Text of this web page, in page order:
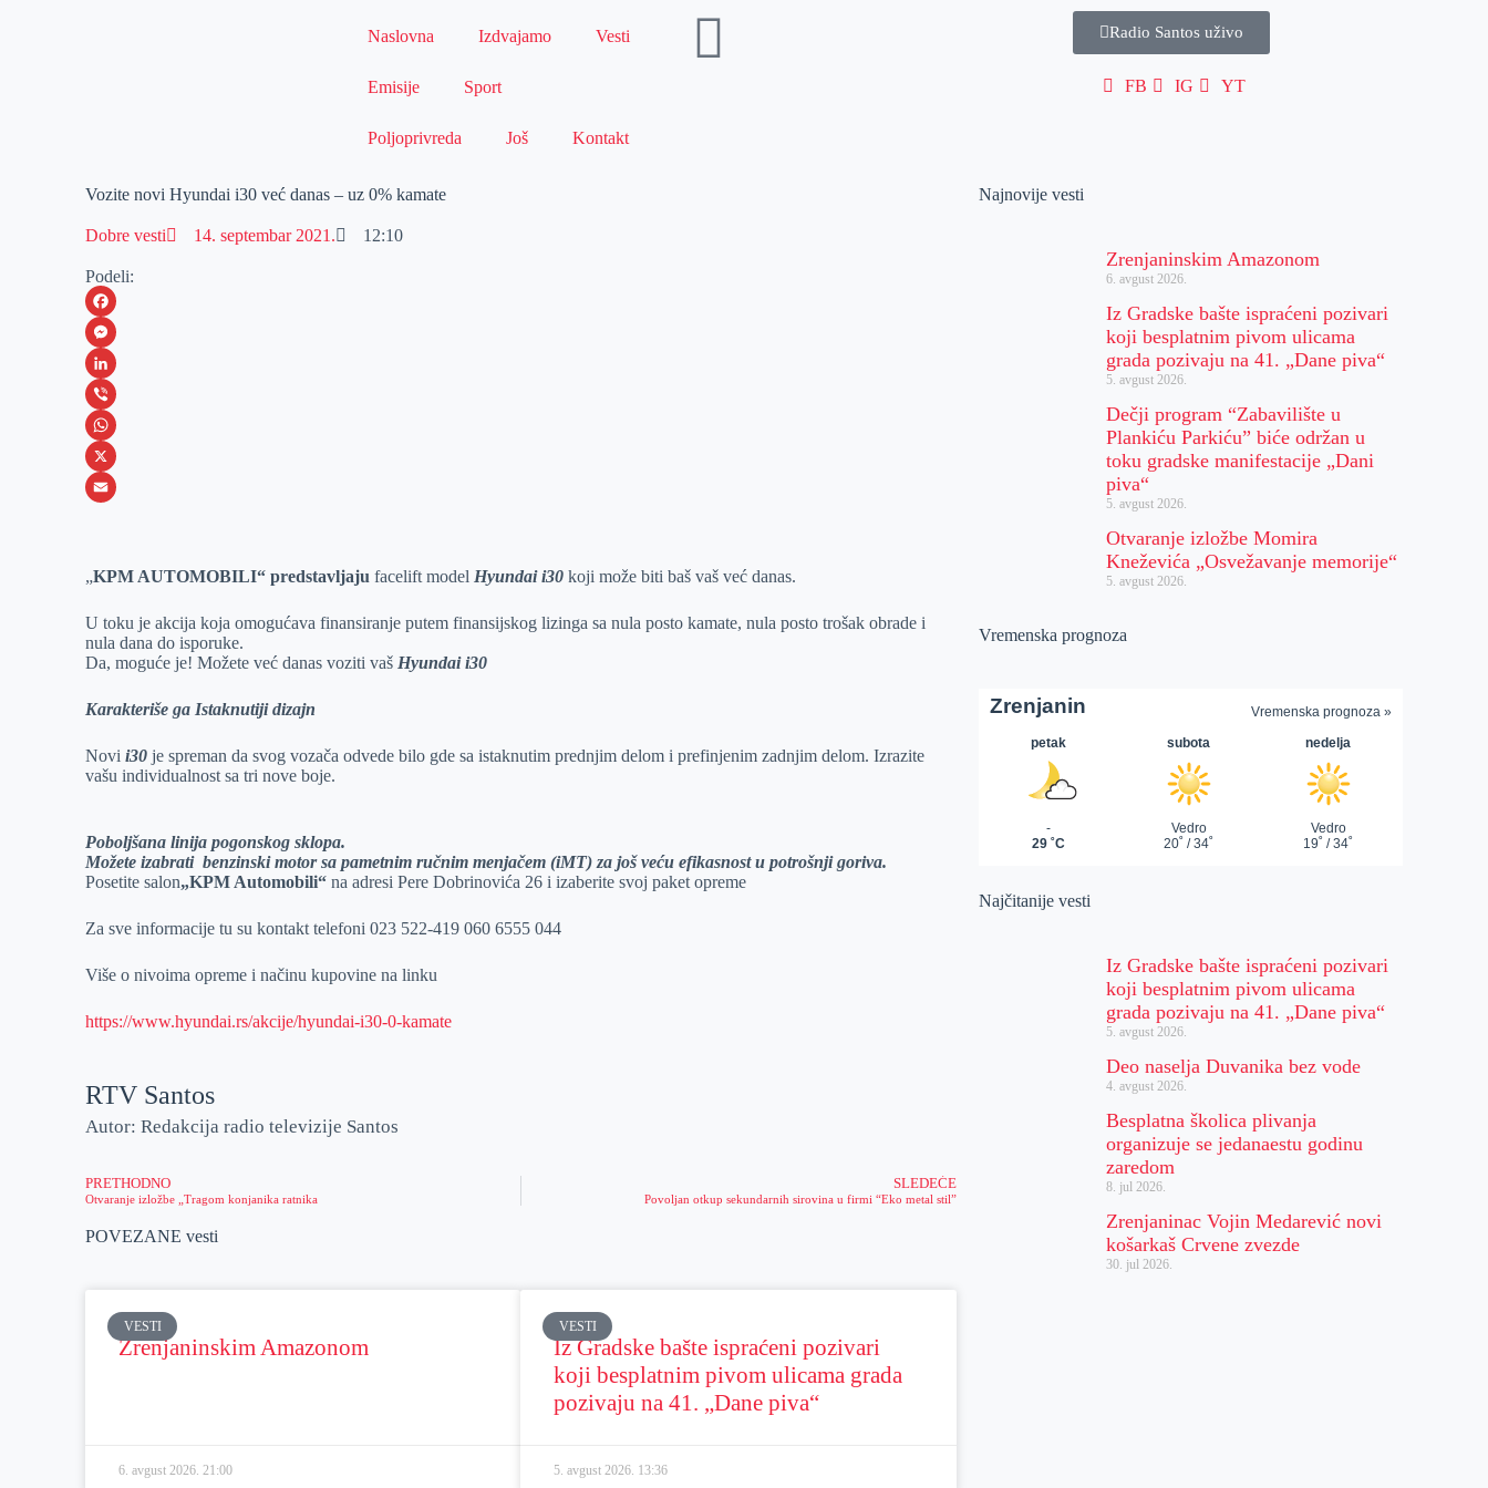
Naslovna Izdvajamo Vesti
Emisije Sport
Poljoprivreda Još Kontakt
Radio Santos uživo
FB IG YT
Vozite novi Hyundai i30 već danas – uz 0% kamate
Dobre vesti 14. septembar 2021. 12:10
Podeli:
F
a
c
e
b
o
M
e
s
s
e
e
L
i
n
k
I
V
i
b
W
h
s
p
p
X
a
l
„KPM AUTOMOBILI“ predstavljajufacelift model Hyundai i30 koji može biti baš vaš već danas.
U toku je akcija koja omogućava finansiranje putem finansijskog lizinga sa nula posto kamate, nula posto trošak obrade i
nula dana do isporuke.
Da, moguće je! Možete već danas voziti vaš Hyundai i30
Karakteriše ga Istaknutiji dizajn
Novii30 je spreman da svog vozača odvede bilo gde sa istaknutim prednjim delom i prefinjenim zadnjim delom. Izrazite
vašu individualnost sa tri nove boje.
Poboljšana linija pogonskog sklopa.
Možete izabrati benzinski motor sa pametnim ručnim menjačem (iMT) za još veću efikasnost u potrošnji goriva.
Posetite salon„KPM Automobili“ na adresi Pere Dobrinovića 26 i izaberite svoj paket opreme
Za sve informacije tu su kontakt telefoni 023 522-419 060 6555 044
Više o nivoima opreme i načinu kupovine na linku
https://www.hyundai.rs/akcije/hyundai-i30-0-kamate
RTV Santos
Autor: Redakcija radio televizije Santos
PRETHODNO
Otvaranje izložbe „Tragom konjanika ratnika
SLEDEĆE
Povoljan otkup sekundarnih sirovina u firmi “Eko metal stil”
POVEZANE vesti
VESTI
Zrenjaninskim Amazonom
6. avgust 2026. 21:00
VESTI
Iz Gradske bašte ispraćeni pozivari
koji besplatnim pivom ulicama grada
pozivaju na 41. „Dane piva“
5. avgust 2026. 13:36
Najnovije vesti
Zrenjaninskim Amazonom
6. avgust 2026.
Iz Gradske bašte ispraćeni pozivari
koji besplatnim pivom ulicama
grada pozivaju na 41. „Dane piva“
5. avgust 2026.
Dečji program “Zabavilište u
Plankiću Parkiću” biće održan u
toku gradske manifestacije „Dani
piva“
5. avgust 2026.
Otvaranje izložbe Momira
Kneževića „Osvežavanje memorije“
5. avgust 2026.
Vremenska prognoza
Najčitanije vesti
Iz Gradske bašte ispraćeni pozivari
koji besplatnim pivom ulicama
grada pozivaju na 41. „Dane piva“
5. avgust 2026.
Deo naselja Duvanika bez vode
4. avgust 2026.
Besplatna školica plivanja
organizuje se jedanaestu godinu
zaredom
8. jul 2026.
Zrenjaninac Vojin Medarević novi
košarkaš Crvene zvezde
30. jul 2026.